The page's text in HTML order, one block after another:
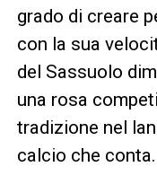
grado di creare
con la sua
del Sassuolo
una rosa
tradizione nel
calcio che conta.